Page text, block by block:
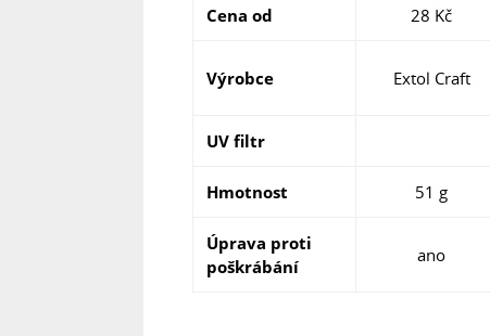
Cena od 28 Kč
Výrobce Extol Craft
UV filtr
Hmotnost 51 g
Úprava proti
poškrábání
ano